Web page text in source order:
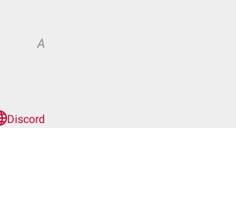
A
Discord